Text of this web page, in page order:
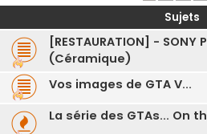
Sujets
[RESTAURATION] - SONY
(Céramique)
Vos images de GTA V...
La série des GTAs... On